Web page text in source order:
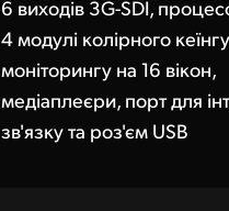
6 виходів 3G-SDI,
4 модулі колірного
моніторингу на 16 вікон,
медіаплеєри, порт для
зв'язку та роз'єм USB